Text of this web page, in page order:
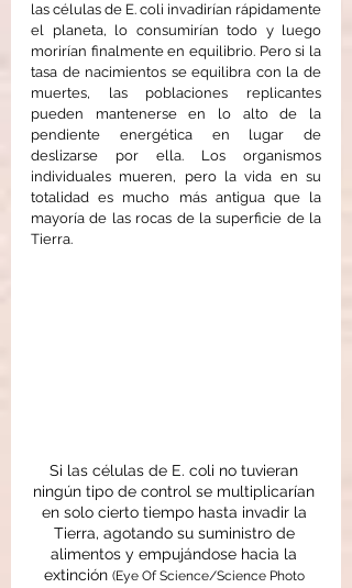
las células de E. coli invadirían rápidamente
el planeta, lo consumirían todo y luego
morirían finalmente en equilibrio. Pero si la
tasa de nacimientos se equilibra con la de
muertes, las poblaciones replicantes
pueden mantenerse en lo alto de la
pendiente energética en lugar de
deslizarse por ella. Los organismos
individuales mueren, pero la vida en su
totalidad es mucho más antigua que la
mayoría de las rocas de la superficie de la
Tierra.
Si las células de E. coli no tuvieran
ningún tipo de control se multiplicarían
en solo cierto tiempo hasta invadir la
Tierra, agotando su suministro de
alimentos y empujándose hacia la
extinción (Eye Of Science/Science Photo